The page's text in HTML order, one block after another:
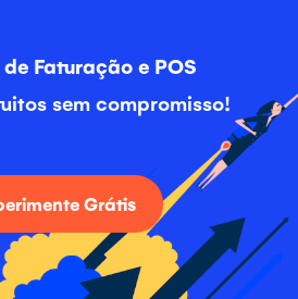
Faturação e POS
sem compromisso!
Grátis